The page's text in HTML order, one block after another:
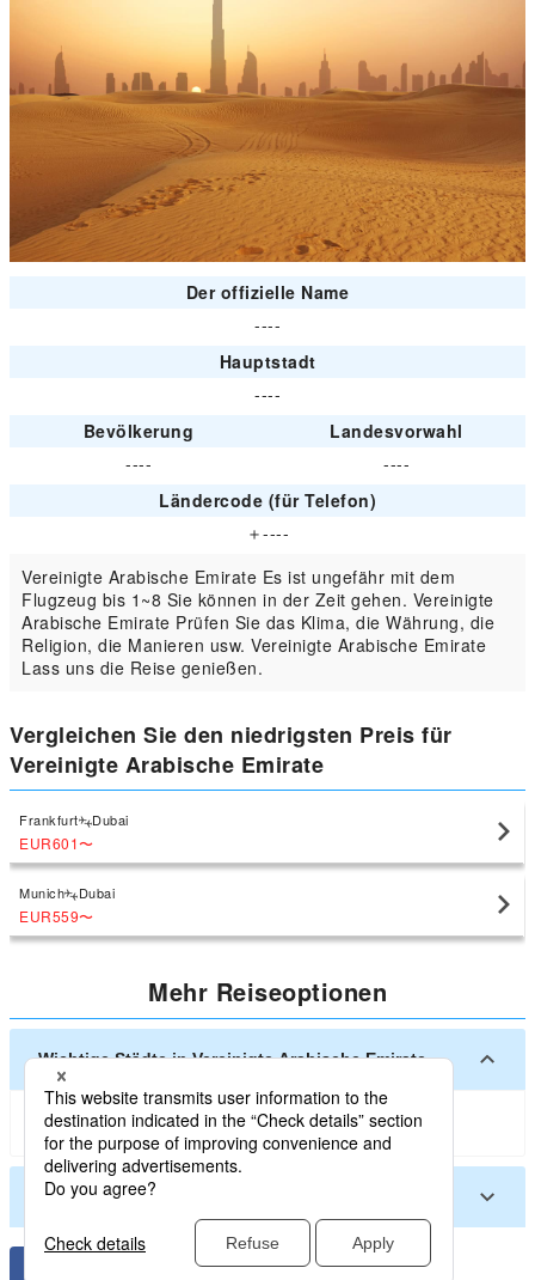
Der offizielle Name
----
Hauptstadt
----
Bevölkerung
Landesvorwahl
----
----
Ländercode (für Telefon)
＋----
Vereinigte Arabische Emirate Es ist ungefähr mit dem
Flugzeug bis 1~8 Sie können in der Zeit gehen. Vereinigte
Arabische Emirate Prüfen Sie das Klima, die Währung, die
Religion, die Manieren usw. Vereinigte Arabische Emirate
Lass uns die Reise genießen.
Vergleichen Sie den niedrigsten Preis für
Vereinigte Arabische Emirate
Frankfurt Dubai
EUR601〜
Munich Dubai
EUR559〜
Mehr Reiseoptionen
Wichtige Städte in Vereinigte Arabische Emirate
DubaiAbu Dhabi
Andere Städte in Vereinigte Arabische Emirate